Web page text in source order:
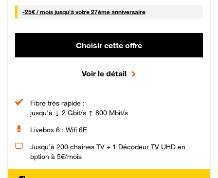
-25€ / mois25 € par mois
jusqu'à votre 27ème anniversaire
Choisir cette offre
Voir le détail
Fibre très rapide :
jusqu'à ↓ 2 Gbit/s ↑ 800 Mbit/s
Livebox 6 : Wifi 6E
Jusqu’à 200 chaînes TV + 1 Décodeur TV UHD en
option à 5€/mois